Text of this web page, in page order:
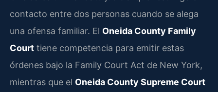
contacto entre dos personas cuando se alega
una ofensa familiar. El Oneida County Family
Court tiene competencia para emitir estas
órdenes bajo la Family Court Act de New York,
mientras que el Oneida County Supreme Court